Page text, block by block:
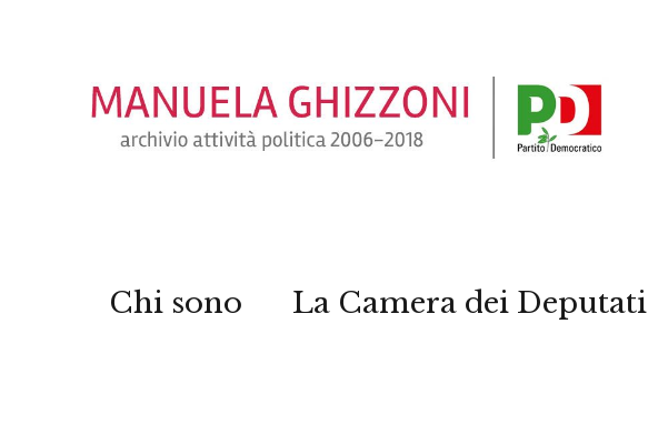
Chi sono La Camera dei Deputati